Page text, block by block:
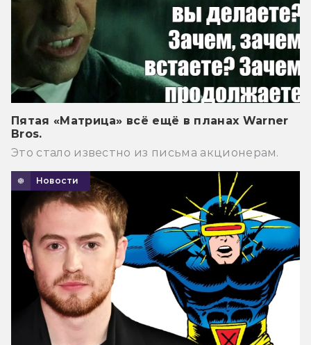
Пятая «Матрица» всё ещё в планах Warner
Bros.
Это стало известно из письма акционерам.
Новости